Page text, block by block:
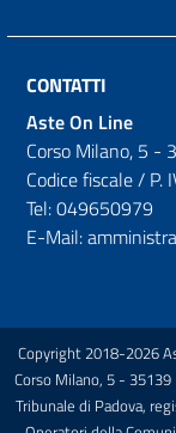
CONTATTI
Aste On Line
Corso Milano, 5 -
Codice fiscale /
Tel: 049650979
E-Mail:
Copyright 2018-2026
Corso Milano, 5 -
Tribunale di Padova,